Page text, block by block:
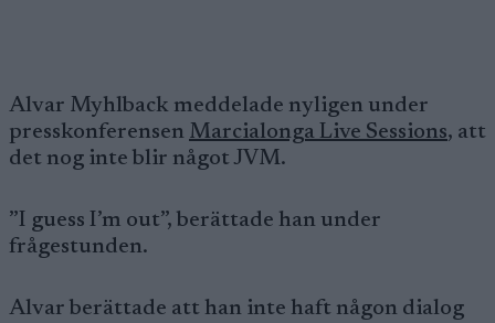
Alvar Myhlback meddelade nyligen under
presskonferensen Marcialonga Live Sessions, att
det nog inte blir något JVM.
”I guess I’m out”, berättade han under
frågestunden.
Alvar berättade att han inte haft någon dialog